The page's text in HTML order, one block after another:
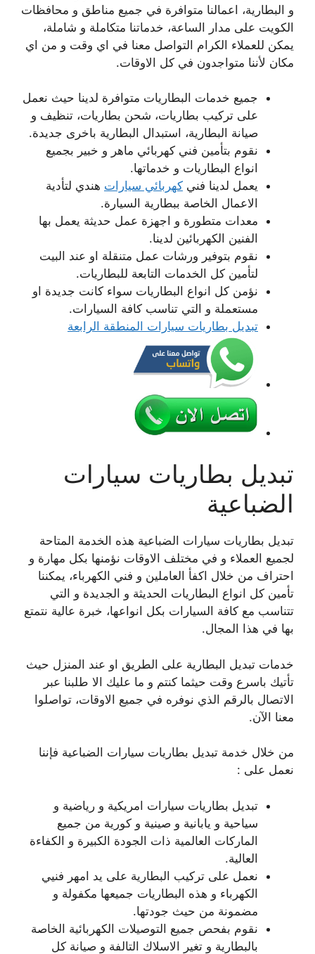
و البطارية، اعمالنا متوافرة في جميع مناطق و محافظات
الكويت على مدار الساعة، خدماتنا متكاملة و شاملة،
يمكن للعملاء الكرام التواصل معنا في اي وقت و من اي
مكان لأننا متواجدون في كل الاوقات.
جميع خدمات البطاريات متوافرة لدينا حيث نعمل
على تركيب بطاريات، شحن بطاريات، تنظيف و
صيانة البطارية، استبدال البطارية باخرى جديدة.
نقوم بتأمين فني كهربائي ماهر و خبير بجميع
انواع البطاريات و خدماتها.
يعمل لدينا فني كهربائي سيارات هندي لتأدية
الاعمال الخاصة ببطارية السيارة.
معدات متطورة و اجهزة عمل حديثة يعمل بها
الفنين الكهربائين لدينا.
نقوم بتوفير ورشات عمل متنقلة او عند البيت
لتأمين كل الخدمات التابعة للبطاريات.
نؤمن كل انواع البطاريات سواء كانت جديدة او
مستعملة و التي تناسب كافة السيارات.
تبديل بطاريات سيارات المنطقة الرابعة
تبديل بطاريات سيارات
الضباعية
تبديل بطاريات سيارات الضباعية هذه الخدمة المتاحة
لجميع العملاء و في مختلف الاوقات نؤمنها بكل مهارة و
احتراف من خلال اكفأ العاملين و فني الكهرباء، يمكننا
تأمين كل انواع البطاريات الحديثة و الجديدة و التي
تتناسب مع كافة السيارات بكل انواعها، خبرة عالية نتمتع
بها في هذا المجال.
خدمات تبديل البطارية على الطريق او عند المنزل حيث
تأتيك باسرع وقت حيثما كنتم و ما عليك الا طلبنا عبر
الاتصال بالرقم الذي نوفره في جميع الاوقات، تواصلوا
معنا الآن.
من خلال خدمة تبديل بطاريات سيارات الضباعية فإننا
نعمل على :
تبديل بطاريات سيارات امريكية و رياضية و
سياحية و يابانية و صينية و كورية من جميع
الماركات العالمية ذات الجودة الكبيرة و الكفاءة
العالية.
نعمل على تركيب البطارية على يد امهر فنيي
الكهرباء و هذه البطاريات جميعها مكفولة و
مضمونة من حيث جودتها.
نقوم بفحص جميع التوصيلات الكهربائية الخاصة
بالبطارية و تغير الاسلاك التالفة و صيانة كل